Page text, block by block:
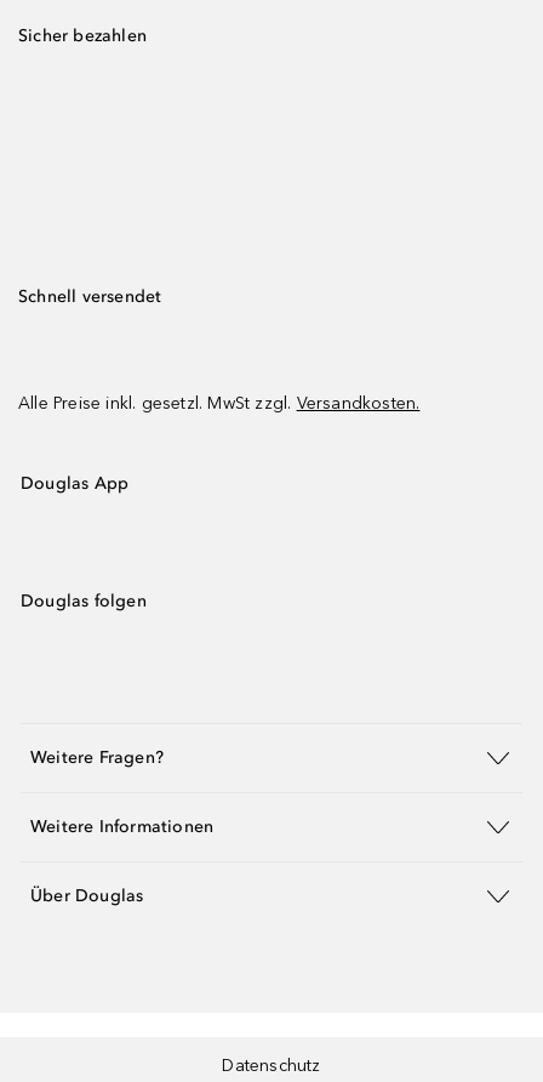
Sicher bezahlen
Schnell versendet
Alle Preise inkl. gesetzl. MwSt zzgl. Versandkosten.
Douglas App
Douglas folgen
Weitere Fragen?
Weitere Informationen
Über Douglas
Datenschutz